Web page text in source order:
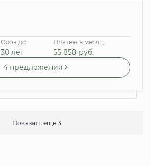
Срок до
30 лет
Платеж в месяц
55 858 руб.
4 предложения
Показать еще 3